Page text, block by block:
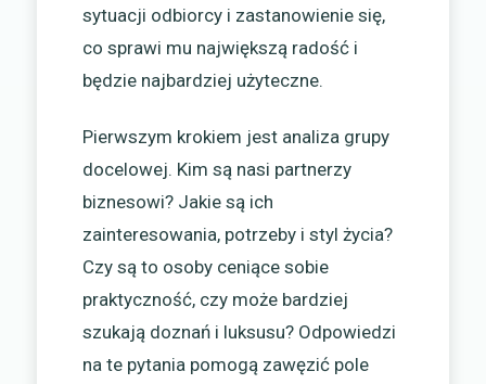
sytuacji odbiorcy i zastanowienie się,
co sprawi mu największą radość i
będzie najbardziej użyteczne.
Pierwszym krokiem jest analiza grupy
docelowej. Kim są nasi partnerzy
biznesowi? Jakie są ich
zainteresowania, potrzeby i styl życia?
Czy są to osoby ceniące sobie
praktyczność, czy może bardziej
szukają doznań i luksusu? Odpowiedzi
na te pytania pomogą zawęzić pole